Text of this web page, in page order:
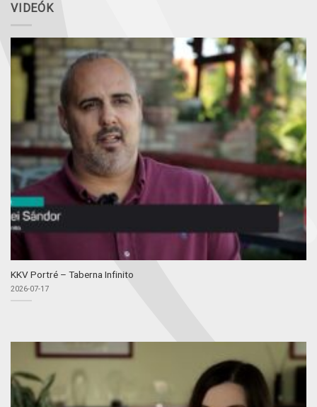
VIDEÓK
KKV Portré – Taberna Infinito
2026-07-17